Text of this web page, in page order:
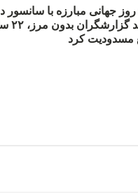
اسفند) روز جهانی مبارزه با سانسور
مسدودیت کرد